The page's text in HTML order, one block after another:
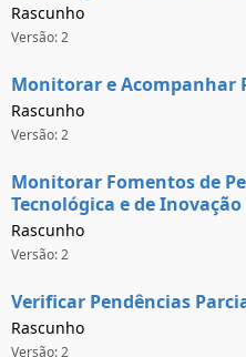
Rascunho
Versão: 2
Monitorar e Acompanhar
Rascunho
Versão: 2
Monitorar Fomentos de
Tecnológica e de Inovação
Rascunho
Versão: 2
Verificar Pendências
Rascunho
Versão: 2